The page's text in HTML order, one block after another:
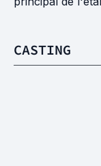
CASTING